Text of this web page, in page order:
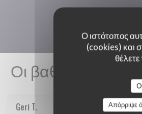
Ο ιστότοπος
(cookies) και
Απόρριψε
Οι βαθμολογίες
Geri T